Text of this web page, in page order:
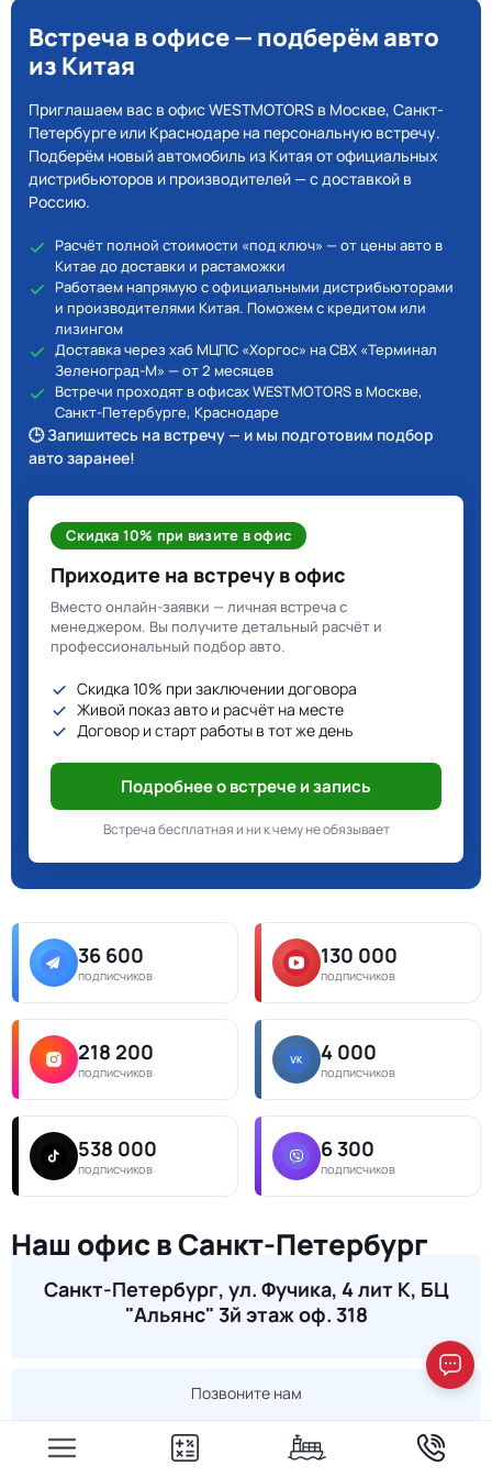
Встреча в офисе — подберём авто
из Китая
Приглашаем вас в офис WESTMOTORS в Москве, Санкт-
Петербурге или Краснодаре на персональную встречу.
Подберём новый автомобиль из Китая от официальных
дистрибьюторов и производителей — с доставкой в
Россию.
Расчёт полной стоимости «под ключ» — от цены авто в
Китае до доставки и растаможки
Работаем напрямую с официальными дистрибьюторами
и производителями Китая. Поможем с кредитом или
лизингом
Доставка через хаб МЦПС «Хоргос» на СВХ «Терминал
Зеленоград-М» — от 2 месяцев
Встречи проходят в офисах WESTMOTORS в Москве,
Санкт-Петербурге, Краснодаре
🕒 Запишитесь на встречу — и мы подготовим подбор
авто заранее!
Скидка 10% при визите в офис
Приходите на встречу в офис
Вместо онлайн-заявки — личная встреча с
менеджером. Вы получите детальный расчёт и
профессиональный подбор авто.
Скидка 10% при заключении договора
Живой показ авто и расчёт на месте
Договор и старт работы в тот же день
Подробнее о встрече и запись
Встреча бесплатная и ни к чему не обязывает
36 600
подписчиков
130 000
подписчиков
218 200
подписчиков
4 000
подписчиков
538 000
подписчиков
6 300
подписчиков
Наш офис в Санкт-Петербург
Санкт-Петербург, ул. Фучика, 4 лит К, БЦ
"Альянс" 3й этаж оф. 318
Позвоните нам
+7 (981) 914-70-27